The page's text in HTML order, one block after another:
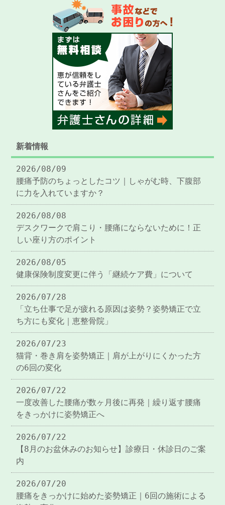
新着情報
2026/08/09
腰痛予防のちょっとしたコツ｜しゃがむ時、下腹部
に力を入れていますか？
2026/08/08
デスクワークで肩こり・腰痛にならないために！正
しい座り方のポイント
2026/08/05
健康保険制度変更に伴う「継続ケア費」について
2026/07/28
「立ち仕事で足が疲れる原因は姿勢？姿勢矯正で立
ち方にも変化｜恵整骨院」
2026/07/23
猫背・巻き肩を姿勢矯正｜肩が上がりにくかった方
の6回の変化
2026/07/22
一度改善した腰痛が数ヶ月後に再発｜繰り返す腰痛
をきっかけに姿勢矯正へ
2026/07/22
【8月のお盆休みのお知らせ】診療日・休診日のご案
内
2026/07/20
腰痛をきっかけに始めた姿勢矯正｜6回の施術による